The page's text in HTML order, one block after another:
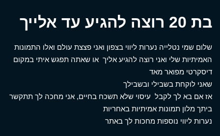
בת 20 רוצה להגיע עד אלייך
שלום שמי נטלייה נערות ליווי בצפון ואני פצצת עולם ואלו התמונות
האמיתיות שלי ואני רוצה להגיע אליך או שאתה תפגש איתי במקום
דיסקרטי מפואר מאד
שאני לוקחת בשבילי ובשבילך
אז אם בא לך לקבל עיסוי שלא תשכח בחיים, אני מחכה לך תתקשר
ביתך מלון תמונות אמיתיות באחריות
נערות ליווי נוספות מחכות לך באתר